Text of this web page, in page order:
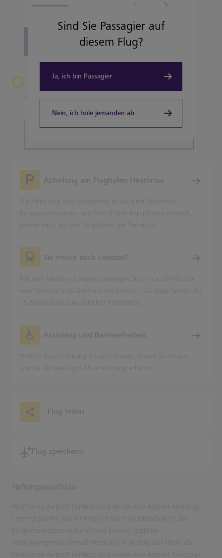
View all terminal 5 Restaurants
Heathrow verlassen
Abholung am Flughafen Heathrow
Sie reisen nach London?
Assistenz und Barrierefreiheit
Flug teilen
Flug speichern.
Sind Sie Passagier auf
diesem Flug?
Ja, ich bin Passagier
Nein, ich hole jemanden ab